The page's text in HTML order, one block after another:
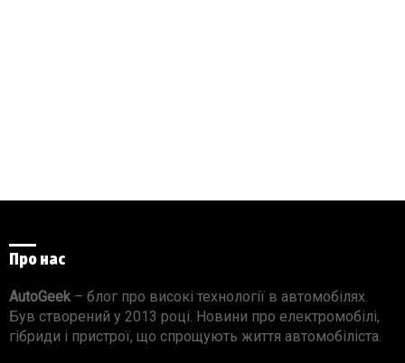
Про нас
AutoGeek – блог про високі технології в автомобілях.
Був створений у 2013 році. Новини про електромобілі,
гібриди і пристрої, що спрощують життя автомобіліста.